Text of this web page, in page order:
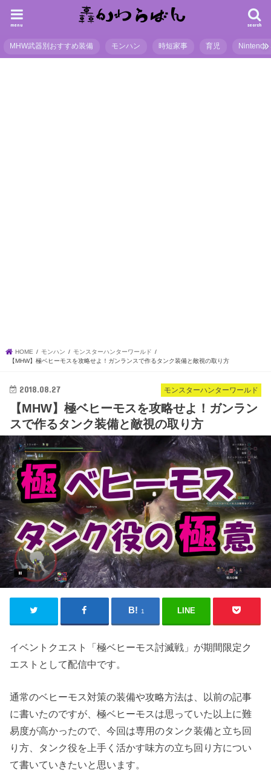
search
menu
MHW武器別おすすめ装備 モンハン 時短家事 育児 Nintendo
HOME モンハン
モンスターハンターワールド
【MHW】極ベヒーモスを攻略せよ！ガンランスで作るタンク装備と敵視の取り方
モンスターハンターワールド
2018.08.27
【MHW】極ベヒーモスを攻略せよ！ガンラン
スで作るタンク装備と敵視の取り方
1 LINE
イベントクエスト「極ベヒーモス討滅戦」が期間限定ク
エストとして配信中です。
通常のベヒーモス対策の装備や攻略方法は、以前の記事
に書いたのですが、極ベヒーモスは思っていた以上に難
易度が高かったので、今回は専用のタンク装備と立ち回
り方、タンク役を上手く活かす味方の立ち回り方につい
て書いていきたいと思います。